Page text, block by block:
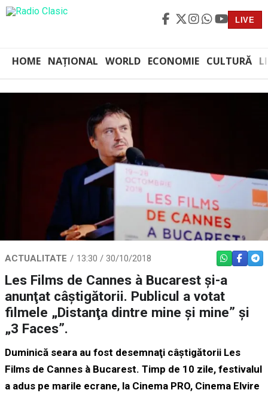
LIVE
HOME NAȚIONAL WORLD ECONOMIE CULTURĂ
ACTUALITATE 13:30 / 30/10/2018 WHATSAPP
Les Films de Cannes à Bucarest şi-a
anunţat câştigătorii. Publicul a votat
filmele „Distanţa dintre mine şi mine” şi
„3 Faces”.
Duminică seara au fost desemnaţi câştigătorii Les
Films de Cannes à Bucarest. Timp de 10 zile, festivalul
a adus pe marile ecrane, la Cinema PRO, Cinema Elvire